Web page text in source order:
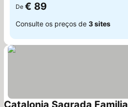
De € 89
Consulte os preços de 3 sites
Catalonia Sagrada Familia